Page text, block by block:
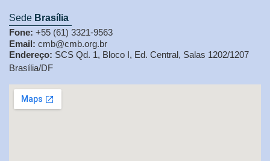
Sede Brasília
Fone: +55 (61) 3321-9563
Email: cmb@cmb.org.br
Endereço: SCS Qd. 1, Bloco I, Ed. Central, Salas 1202/1207
Brasília/DF